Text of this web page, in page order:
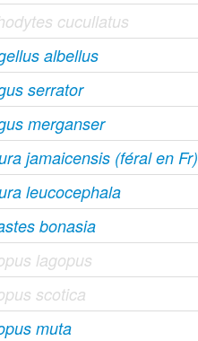
cucullatus
albellus
serrator
merganser
jamaicensis (féral en Fr)
leucocephala
bonasia
lagopus
scotica
muta